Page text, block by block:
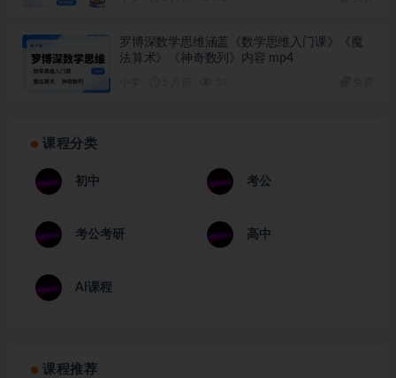
罗博深数学思维涵盖《数学思维入门课》《魔
法算术》《神奇数列》内容 mp4
课程分类
初中 考公
考公考研 高中
AI课程
课程推荐